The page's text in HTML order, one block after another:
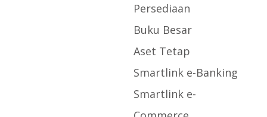
Persediaan
Buku Besar
Aset Tetap
Smartlink e-Banking
Smartlink e-